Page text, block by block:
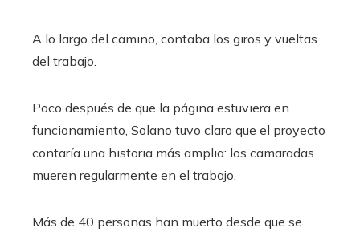
A lo largo del camino, contaba los giros y vueltas
del trabajo.
Poco después de que la página estuviera en
funcionamiento, Solano tuvo claro que el proyecto
contaría una historia más amplia: los camaradas
mueren regularmente en el trabajo.
Más de 40 personas han muerto desde que se